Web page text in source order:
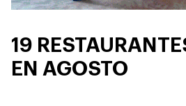
19
EN AGOSTO